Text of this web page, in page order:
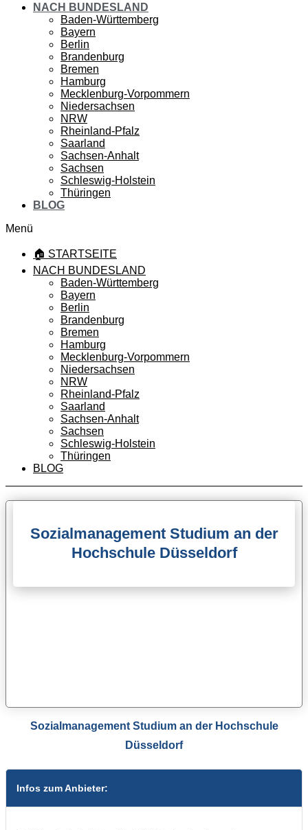
NACH BUNDESLAND
Baden-Württemberg
Bayern
Berlin
Brandenburg
Bremen
Hamburg
Mecklenburg-Vorpommern
Niedersachsen
NRW
Rheinland-Pfalz
Saarland
Sachsen-Anhalt
Sachsen
Schleswig-Holstein
Thüringen
BLOG
Menü
🏠 STARTSEITE
NACH BUNDESLAND
Baden-Württemberg
Bayern
Berlin
Brandenburg
Bremen
Hamburg
Mecklenburg-Vorpommern
Niedersachsen
NRW
Rheinland-Pfalz
Saarland
Sachsen-Anhalt
Sachsen
Schleswig-Holstein
Thüringen
BLOG
Sozialmanagement Studium an der
Hochschule Düsseldorf
Sozialmanagement Studium an der Hochschule
Düsseldorf
Infos zum Anbieter: